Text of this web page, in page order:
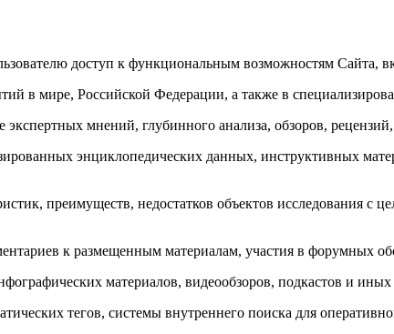
доступ к функциональным возможностям Сайта,
в мире, Российской Федерации, а также в
мнений, глубинного анализа, обзоров,
энциклопедических данных, инструктивных
преимуществ, недостатков объектов исследования
к размещенным материалам, участия в форумных
материалов, видеообзоров, подкастов и
тегов, системы внутреннего поиска для